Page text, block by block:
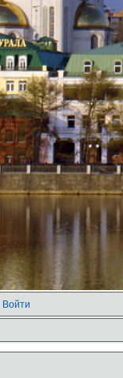
Войти